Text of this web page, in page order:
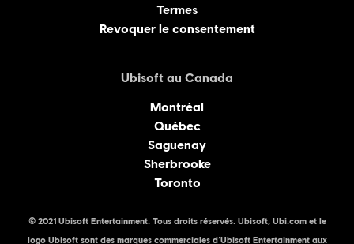
Termes
Revoquer le consentement
Ubisoft au Canada
Montréal
Québec
Saguenay
Sherbrooke
Toronto
© 2021 Ubisoft Entertainment. Tous droits réservés. Ubisoft, Ubi.com et le
logo Ubisoft sont des marques commerciales d’Ubisoft Entertainment aux